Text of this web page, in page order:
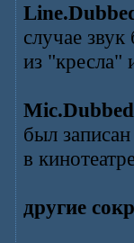
случае звук
из "кресла"
был
в
другие